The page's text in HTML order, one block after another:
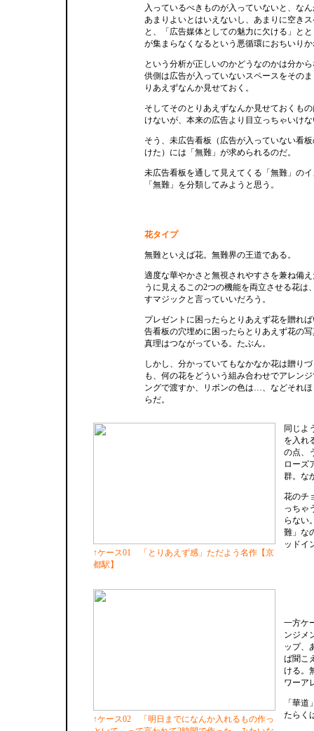
入っているべきものが入っていないと、な
あまりよいとはいえないし、あまりに空き
と、「広告媒体としての魅力に欠ける」と
が集まらなくなるという悪循環におちいり
という分析が正しいのかどうなのかは分か
供側は広告が入っていないスペースをその
りあえずなんか見せておく。
そしてそのとりあえずなんか見せておくも
けないが、本来の広告より目立っちゃいけ
そう、未広告看板（広告が入っていない看
けた）には「無難」が求められるのだ。
未広告看板を通して見えてくる「無難」の
「無難」を分類してみようと思う。
花タイプ
無難といえば花。無難界の王道である。
適度な華やかさと無視されやすさを兼ね備
うに見えるこの2つの機能を両立させる花は
すマジックと言っていいだろう。
プレゼントに困ったらとりあえず花を贈れ
告看板の穴埋めに困ったらとりあえず花の
真理はつながっている。たぶん。
しかし、分かっていてもなかなか花は贈り
も、何の花をどういう組み合わせでアレン
ングで渡すか、リボンの色は…、などそれ
らだ。
↑ケース01 「とりあえず感」ただよう名作【京
都駅】
同じよ
を入れ
の点、
ローズ
群。な
花のチ
っちゃ
らない
難」な
ッドイ
↑ケース02 「明日までになんか入れるもの作っ
一方ケ
ンジメ
ップ、
ば聞こ
ける。
ワーア
「華
たらく